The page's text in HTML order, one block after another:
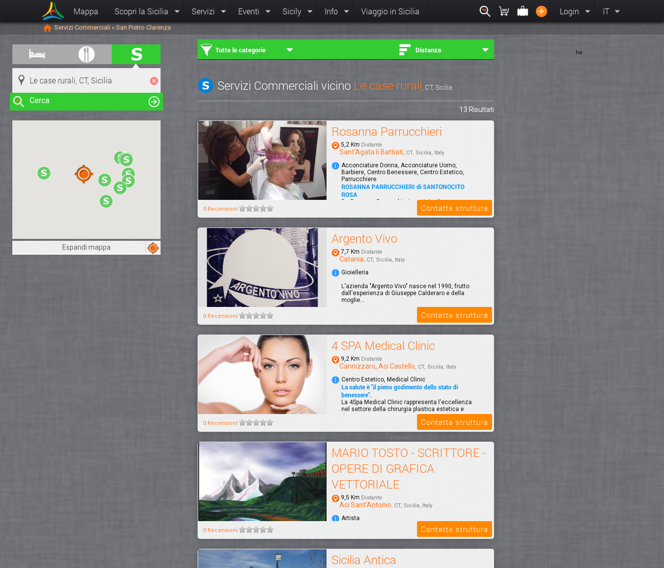
Mappa Scopri la Sicilia Servizi Eventi Sicily Info Viaggio in Sicilia Login IT
Servizi Commerciali > San Pietro Clarenza
Cerca
Clicca su una risorsa nella mappa
per visualizzare le informazioni
Espandi mappa
Tutte le categorie Distanza
Servizi Commerciali vicino Le case rurali , CT, Sicilia
13 Risultati
Rosanna Parrucchieri
5,2 Km Distante
Sant'Agata li Battiati, CT, Sicilia, Italy
Acconciature Donna, Acconciature Uomo,
Barbiere, Centro Benessere, Centro Estetico,
Parrucchiere
ROSANNA PARRUCCHIERI di SANTONOCITO
ROSA
Da Rosanna Parrucchieri uomini e donne possono
prendersi cura della salute e della bellezza dei
0 Recensioni Contatta struttura
Argento Vivo
7,7 Km Distante
Catania, CT, Sicilia, Italy
Gioielleria
L'azienda "Argento Vivo" nasce nel 1990, frutto
dall'esperienza di Giuseppe Calderaro e della
moglie...
0 Recensioni Contatta struttura
4 SPA Medical Clinic
9,2 Km Distante
Cannizzaro, Aci Castello, CT, Sicilia, Italy
Centro Estetico, Medical Clinic
La salute è ''il pieno godimento dello stato di
benessere''.
La 4Spa Medical Clinic rappresenta l'eccellenza
nel settore della chirurgia plastica estetica e
rico...
0 Recensioni Contatta struttura
MARIO TOSTO - SCRITTORE -
OPERE DI GRAFICA
VETTORIALE
9,5 Km Distante
Aci Sant'Antonio, CT, Sicilia, Italy
Artista
SCRITTORE - DISEGNATORE OPERE GRAFICA
VETTORIALE
0 Recensioni Contatta struttura
Sicilia Antica
he